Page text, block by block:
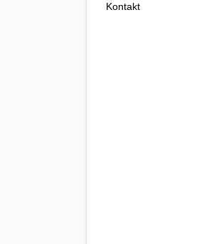
Kontakt